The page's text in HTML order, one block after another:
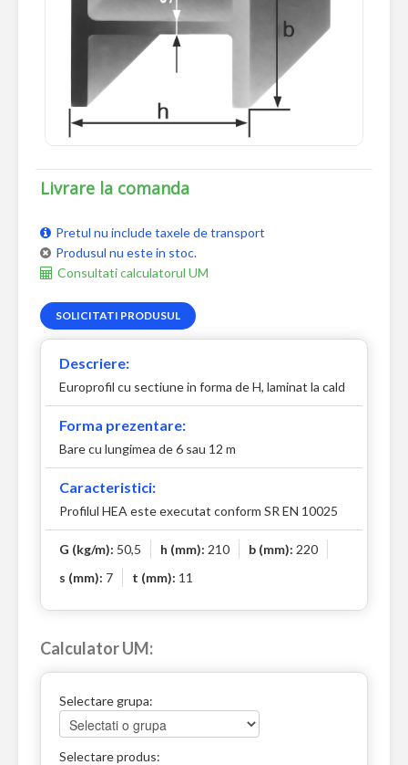
Livrare la comanda
Pretul nu include taxele de transport
Produsul nu este in stoc.
Consultati calculatorul UM
SOLICITATI PRODUSUL
Descriere:
Europrofil cu sectiune in forma de H, laminat la cald
Forma prezentare:
Bare cu lungimea de 6 sau 12 m
Caracteristici:
Profilul HEA este executat conform SR EN 10025
G (kg/m): 50,5 h (mm): 210 b (mm): 220
s (mm): 7 t (mm): 11
Calculator UM:
Selectare grupa:
Selectare produs: